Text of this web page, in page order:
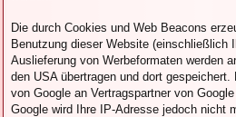
Die durch Cookies und Web Beacons
Benutzung dieser Website (einschließlich
Auslieferung von Werbeformaten werden
den USA übertragen und dort
von Google an Vertragspartner von
Google wird Ihre IP-Adresse jedoch nicht